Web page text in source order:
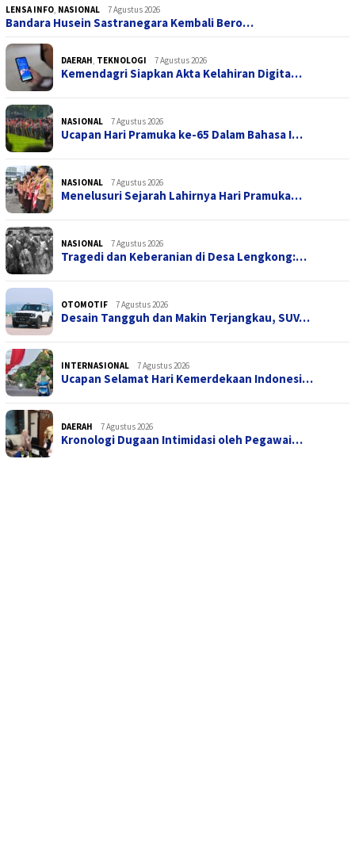
LENSA INFO, NASIONAL 7 Agustus 2026
Bandara Husein Sastranegara Kembali Bero…
DAERAH, TEKNOLOGI 7 Agustus 2026
Kemendagri Siapkan Akta Kelahiran Digita…
NASIONAL 7 Agustus 2026
Ucapan Hari Pramuka ke-65 Dalam Bahasa I…
NASIONAL 7 Agustus 2026
Menelusuri Sejarah Lahirnya Hari Pramuka…
NASIONAL 7 Agustus 2026
Tragedi dan Keberanian di Desa Lengkong:…
OTOMOTIF 7 Agustus 2026
Desain Tangguh dan Makin Terjangkau, SUV…
INTERNASIONAL 7 Agustus 2026
Ucapan Selamat Hari Kemerdekaan Indonesi…
DAERAH 7 Agustus 2026
Kronologi Dugaan Intimidasi oleh Pegawai…